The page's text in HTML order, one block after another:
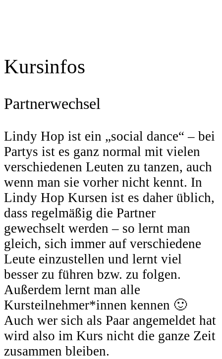
Kursinfos
Partnerwechsel
Lindy Hop ist ein „social dance“ – bei
Partys ist es ganz normal mit vielen
verschiedenen Leuten zu tanzen, auch
wenn man sie vorher nicht kennt. In
Lindy Hop Kursen ist es daher üblich,
dass regelmäßig die Partner
gewechselt werden – so lernt man
gleich, sich immer auf verschiedene
Leute einzustellen und lernt viel
besser zu führen bzw. zu folgen.
Außerdem lernt man alle
Kursteilnehmer*innen kennen 🙂
Auch wer sich als Paar angemeldet hat
wird also im Kurs nicht die ganze Zeit
zusammen bleiben.